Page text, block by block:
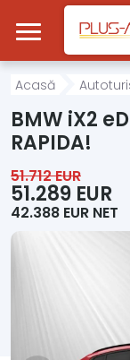
Mergi direct la
Acasă
Autoturisme
Motociclete
Despre Noi
Acasă
BMW iX2
RAPIDA!
51.712 EUR
51.289 EUR
42.388 EUR NET